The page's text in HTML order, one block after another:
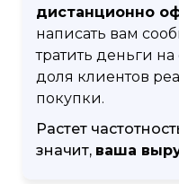
дистанционно
написать вам
тратить деньги
доля клиентов
покупки.
Растет
значит, ваша